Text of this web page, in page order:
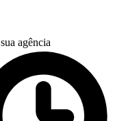
sua agência